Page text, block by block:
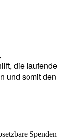
die
und somit